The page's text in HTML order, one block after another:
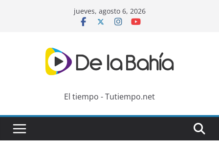
jueves, agosto 6, 2026
El tiempo - Tutiempo.net